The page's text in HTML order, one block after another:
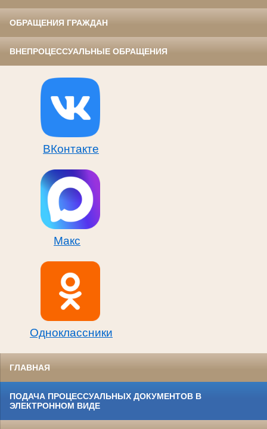
ОБРАЩЕНИЯ ГРАЖДАН
ВНЕПРОЦЕССУАЛЬНЫЕ ОБРАЩЕНИЯ
ВКонтакте
Макс
Одноклассники
ГЛАВНАЯ
ПОДАЧА ПРОЦЕССУАЛЬНЫХ ДОКУМЕНТОВ В
ЭЛЕКТРОННОМ ВИДЕ